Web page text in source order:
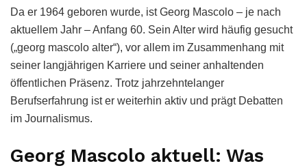
Da er 1964 geboren wurde, ist Georg Mascolo – je nach
aktuellem Jahr – Anfang 60. Sein Alter wird häufig gesucht
(„georg mascolo alter“), vor allem im Zusammenhang mit
seiner langjährigen Karriere und seiner anhaltenden
öffentlichen Präsenz. Trotz jahrzehntelanger
Berufserfahrung ist er weiterhin aktiv und prägt Debatten
im Journalismus.
Georg Mascolo aktuell: Was